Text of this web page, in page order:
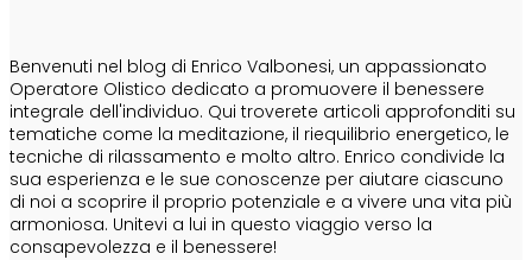
Benvenuti nel blog di Enrico Valbonesi, un appassionato
Operatore Olistico dedicato a promuovere il benessere
integrale dell'individuo. Qui troverete articoli approfonditi su
tematiche come la meditazione, il riequilibrio energetico, le
tecniche di rilassamento e molto altro. Enrico condivide la
sua esperienza e le sue conoscenze per aiutare ciascuno
di noi a scoprire il proprio potenziale e a vivere una vita più
armoniosa. Unitevi a lui in questo viaggio verso la
consapevolezza e il benessere!